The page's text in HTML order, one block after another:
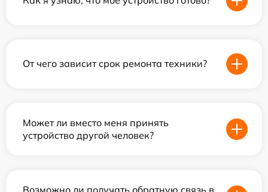
От чего зависит срок ремонта техники?
Может ли вместо меня принять
устройство другой человек?
Возможно ли получать обратную связь в